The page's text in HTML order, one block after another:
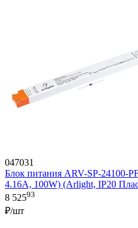
047031
Блок питания ARV-SP-24100-
4.16A, 100W) (Arlight, IP20
8 52593
₽/шт